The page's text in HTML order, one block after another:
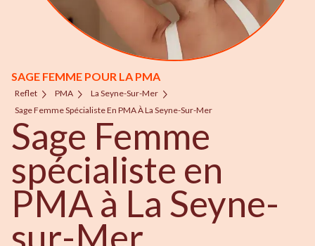
SAGE FEMME POUR LA PMA
Reflet PMA
La Seyne-Sur-Mer
Sage Femme Spécialiste En PMA À La Seyne-Sur-Mer
Sage Femme
spécialiste en
PMA à La Seyne-
sur-Mer